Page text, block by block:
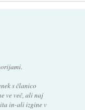
s članico
ve več, ali naj
in-ali izgine v